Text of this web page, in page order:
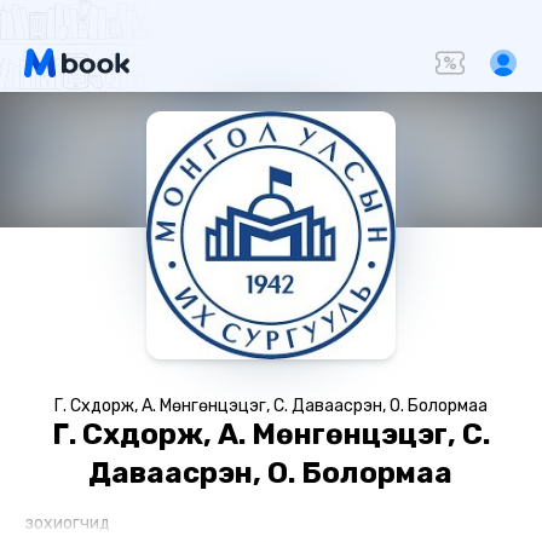
Г. Сүхдорж, А. Мөнгөнцэцэг, С. Даваасүрэн, О. Болормаа
Г. Сүхдорж, А. Мөнгөнцэцэг, С.
Даваасүрэн, О. Болормаа
зохиогчид